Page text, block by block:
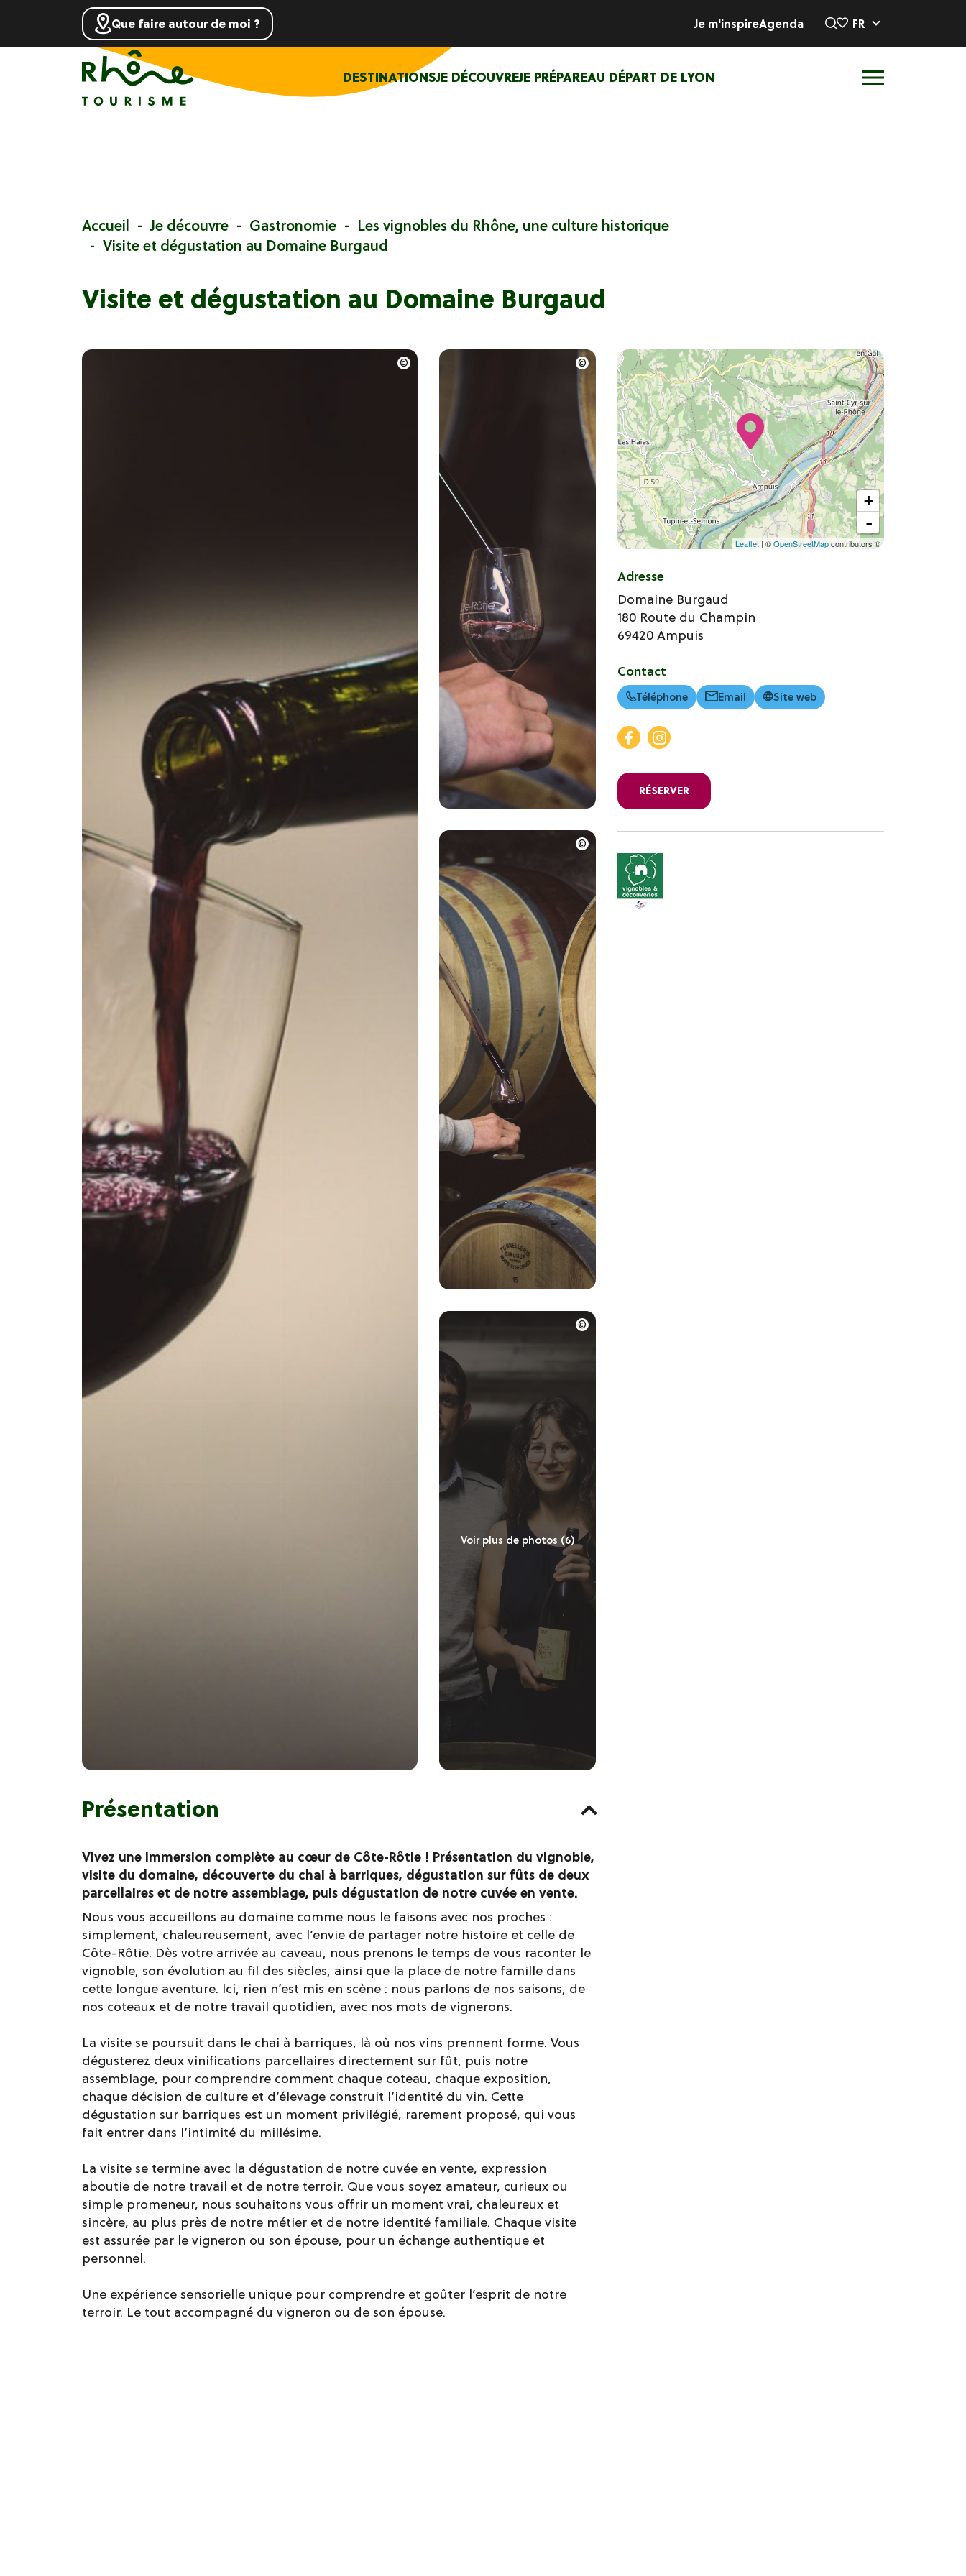
DESTINATIONSJE DÉCOUVREJE PRÉPAREAU DÉPART DE LYON
Que faire autour de moi ? Je m'inspireAgenda FR
Accueil Je découvre Gastronomie
Les vignobles du Rhône, une culture historique
Visite et dégustation au Domaine Burgaud
Visite et dégustation au Domaine Burgaud
Voir plus de photos (6)
Présentation
Vivez une immersion complète au cœur de Côte-Rôtie ! Présentation du vignoble,
visite du domaine, découverte du chai à barriques, dégustation sur fûts de deux
parcellaires et de notre assemblage, puis dégustation de notre cuvée en vente.
Nous vous accueillons au domaine comme nous le faisons avec nos proches :
simplement, chaleureusement, avec l’envie de partager notre histoire et celle de
Côte-Rôtie. Dès votre arrivée au caveau, nous prenons le temps de vous raconter le
vignoble, son évolution au fil des siècles, ainsi que la place de notre famille dans
cette longue aventure. Ici, rien n’est mis en scène : nous parlons de nos saisons, de
nos coteaux et de notre travail quotidien, avec nos mots de vignerons.
La visite se poursuit dans le chai à barriques, là où nos vins prennent forme. Vous
dégusterez deux vinifications parcellaires directement sur fût, puis notre
assemblage, pour comprendre comment chaque coteau, chaque exposition,
chaque décision de culture et d’élevage construit l’identité du vin. Cette
dégustation sur barriques est un moment privilégié, rarement proposé, qui vous
fait entrer dans l’intimité du millésime.
La visite se termine avec la dégustation de notre cuvée en vente, expression
aboutie de notre travail et de notre terroir. Que vous soyez amateur, curieux ou
simple promeneur, nous souhaitons vous offrir un moment vrai, chaleureux et
sincère, au plus près de notre métier et de notre identité familiale. Chaque visite
est assurée par le vigneron ou son épouse, pour un échange authentique et
personnel.
Une expérience sensorielle unique pour comprendre et goûter l’esprit de notre
terroir. Le tout accompagné du vigneron ou de son épouse.
+
-
Leaflet | ©OpenStreetMapcontributors ©
Adresse
Domaine Burgaud
180 Route du Champin
69420 Ampuis
Contact
Téléphone Email Site web
RÉSERVER